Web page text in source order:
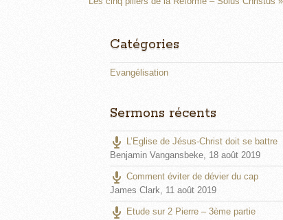
Catégories
Evangélisation
Sermons récents
L’Eglise de Jésus-Christ doit se battre
Benjamin Vangansbeke, 18 août 2019
Comment éviter de dévier du cap
James Clark, 11 août 2019
Etude sur 2 Pierre – 3ème partie